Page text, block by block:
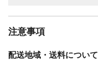
注意事項
配送地域・送料について